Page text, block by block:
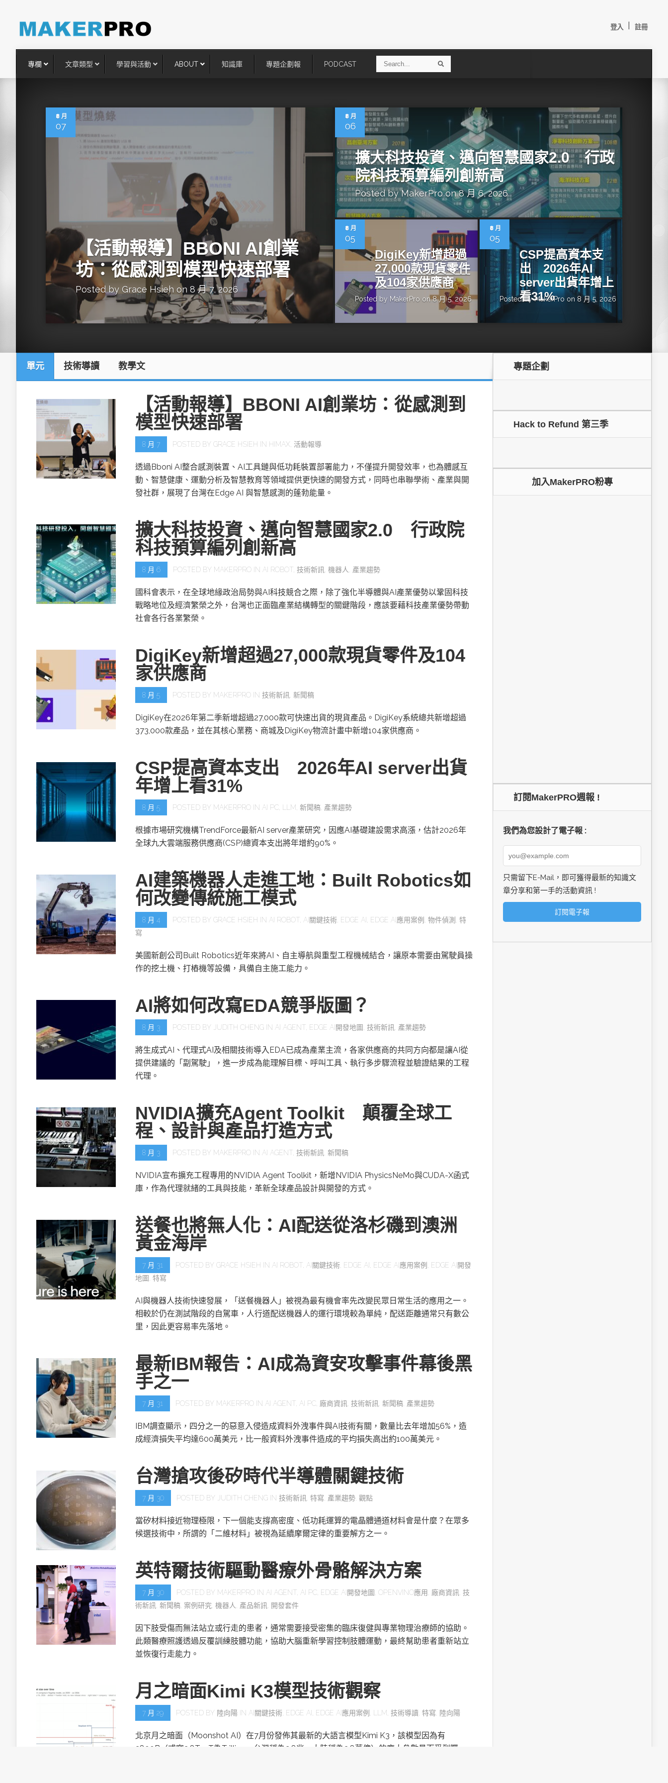
登入 註冊
專欄
英特爾技術驅動醫療外骨骼解決方案
【活動報導】Intel攜手生態系夥伴分享Edge AI機器
人應用部署實戰經驗
器人的關鍵
OpenVINO×ExecuTorch：解鎖英特爾架構AI PC模型
推論效能新境界
文章類型
台灣搶攻後矽時代半導體關鍵技
術
推探OpenAI Codex Micro專屬控
制器
元收購Synaptics布局邊緣智慧平
TensorFlow vs. PyTorch：AI框架
「公升級」Agentic AI方案比較：
Apple、NVIDIA、AMD
創客開發板AI加速晶片觀察
學習與活動 ABOUT 知識庫 專題企劃報 PODCAST
a
8 月
07
【活動報導】BBONI AI創業
坊：從感測到模型快速部署
Posted by Grace Hsieh on 8 月 7, 2026
8 月
06
擴大科技投資、邁向智慧國家2.0 行政
院科技預算編列創新高
Posted byMakerProon 8 月 6, 2026
8 月
05
DigiKey新增超過
27,000款現貨零件
及104家供應商
Posted by MakerPro on 8 月 5, 2026
8 月
05
CSP提高資本支
出 2026年AI
server出貨年增上
看31%
Posted byMakerPro on 8 月 5, 2026
單元 技術導讀 教學文
【活動報導】BBONI AI創業坊：從感測到
模型快速部署
8 月 7 POSTED BY GRACE HSIEH IN HIMAX 活動報導
透過Bboni AI整合感測裝置、AI工具鏈與低功耗裝置部署能力，不僅提升開發效率，也為體感互
動、智慧健康、運動分析及智慧教育等領域提供更快速的開發方式，同時也串聯學術、產業與開
發社群，展現了台灣在Edge AI 與智慧感測的蓬勃能量。
擴大科技投資、邁向智慧國家2.0 行政院
科技預算編列創新高
8 月 6 POSTED BY MAKERPRO IN AI ROBOT 技術新訊 機器人 產業趨勢
國科會表示，在全球地緣政治局勢與AI科技競合之際，除了強化半導體與AI產業優勢以鞏固科技
戰略地位及經濟繁榮之外，台灣也正面臨產業結構轉型的關鍵階段，應該要藉科技產業優勢帶動
社會各行各業繁榮。
DigiKey新增超過27,000款現貨零件及104
家供應商
8 月 5 POSTED BY MAKERPRO IN 技術新訊 新聞稿
DigiKey在2026年第二季新增超過27,000款可快速出貨的現貨產品。DigiKey系統總共新增超過
373,000款產品，並在其核心業務、商城及DigiKey物流計畫中新增104家供應商。
CSP提高資本支出 2026年AI server出貨
年增上看31%
8 月 5 POSTED BY MAKERPRO IN AI PC LLM 新聞稿 產業趨勢
根據市場研究機構TrendForce最新AI server產業研究，因應AI基礎建設需求高漲，估計2026年
全球九大雲端服務供應商(CSP)總資本支出將年增約90%。
AI建築機器人走進工地：Built Robotics如
何改變傳統施工模式
8 月 4 POSTED BY GRACE HSIEH IN AI ROBOT AI關鍵技術 EDGE AI EDGE AI應用案例 物件偵測
特
寫
美國新創公司Built Robotics近年來將AI、自主導航與重型工程機械結合，讓原本需要由駕駛員操
作的挖土機、打樁機等設備，具備自主施工能力。
AI將如何改寫EDA競爭版圖？
8 月 3 POSTED BY JUDITH CHENG IN AI AGENT EDGE AI開發地圖 技術新訊 產業趨勢
將生成式AI、代理式AI及相關技術導入EDA已成為產業主流，各家供應商的共同方向都是讓AI從
提供建議的「副駕駛」，進一步成為能理解目標、呼叫工具、執行多步驟流程並驗證結果的工程
代理。
NVIDIA擴充Agent Toolkit 顛覆全球工
程、設計與產品打造方式
8 月 3 POSTED BY MAKERPRO IN AI AGENT 技術新訊 新聞稿
NVIDIA宣布擴充工程專用的NVIDIA Agent Toolkit，新增NVIDIA PhysicsNeMo與CUDA-X函式
庫，作為代理就緒的工具與技能，革新全球產品設計與開發的方式。
送餐也將無人化：AI配送從洛杉磯到澳洲
黃金海岸
7 月 31 POSTED BY GRACE HSIEH IN AI ROBOT AI關鍵技術 EDGE AI EDGE AI應用案例 EDGE AI開發
地圖 特寫
AI與機器人技術快速發展，「送餐機器人」被視為最有機會率先改變民眾日常生活的應用之一。
相較於仍在測試階段的自駕車，人行道配送機器人的運行環境較為單純，配送距離通常只有數公
里，因此更容易率先落地。
最新IBM報告：AI成為資安攻擊事件幕後黑
手之一
7 月 31 POSTED BY MAKERPRO IN AI AGENT AI PC 廠商資訊 技術新訊 新聞稿 產業趨勢
IBM調查顯示，四分之一的惡意入侵造成資料外洩事件與AI技術有關，數量比去年增加56%，造
成經濟損失平均達600萬美元，比一般資料外洩事件造成的平均損失高出約100萬美元。
台灣搶攻後矽時代半導體關鍵技術
7 月 30 POSTED BY JUDITH CHENG IN 技術新訊 特寫 產業趨勢 觀點
當矽材料接近物理極限，下一個能支撐高密度、低功耗運算的電晶體通道材料會是什麼？在眾多
候選技術中，所謂的「二維材料」被視為延續摩爾定律的重要解方之一。
英特爾技術驅動醫療外骨骼解決方案
7 月 30 POSTED BY MAKERPRO IN AI AGENT AI PC EDGE AI開發地圖 OPENVINO應用 廠商資訊 技
術新訊 新聞稿 案例研究 機器人 產品新訊 開發套件
因下肢受傷而無法站立或行走的患者，通常需要接受密集的臨床復健與專業物理治療師的協助。
此類醫療照護透過反覆訓練肢體功能，協助大腦重新學習控制肢體運動，最終幫助患者重新站立
並恢復行走能力。
月之暗面Kimi K3模型技術觀察
7 月 29 POSTED BY 陸向陽 IN AI關鍵技術 EDGE AI EDGE AI應用案例 LLM 技術導讀 特寫 陸向陽
北京月之暗面（Moonshot AI）在7月份發佈其最新的大語言模型Kimi K3，該模型因為有
2800B（或寫2.8T，T為Trillion，台灣稱為2.8兆，大陸稱為2.8萬億）的龐大參數量而受到矚
專題企劃
Hack to Refund 第三季
加入MakerPRO粉專
訂閱MakerPRO週報 !
我們為您設計了電子報 :
只需留下E-Mail，即可獲得最新的知識文
章分享和第一手的活動資訊 !